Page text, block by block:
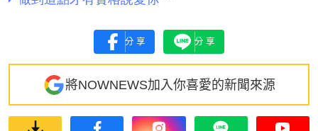
分享 分享
將NOWNEWS加入你喜愛的新聞來源